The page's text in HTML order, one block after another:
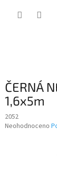
ČERNÁ
1,6x5m
2052
Průměrné
Neohodnoceno